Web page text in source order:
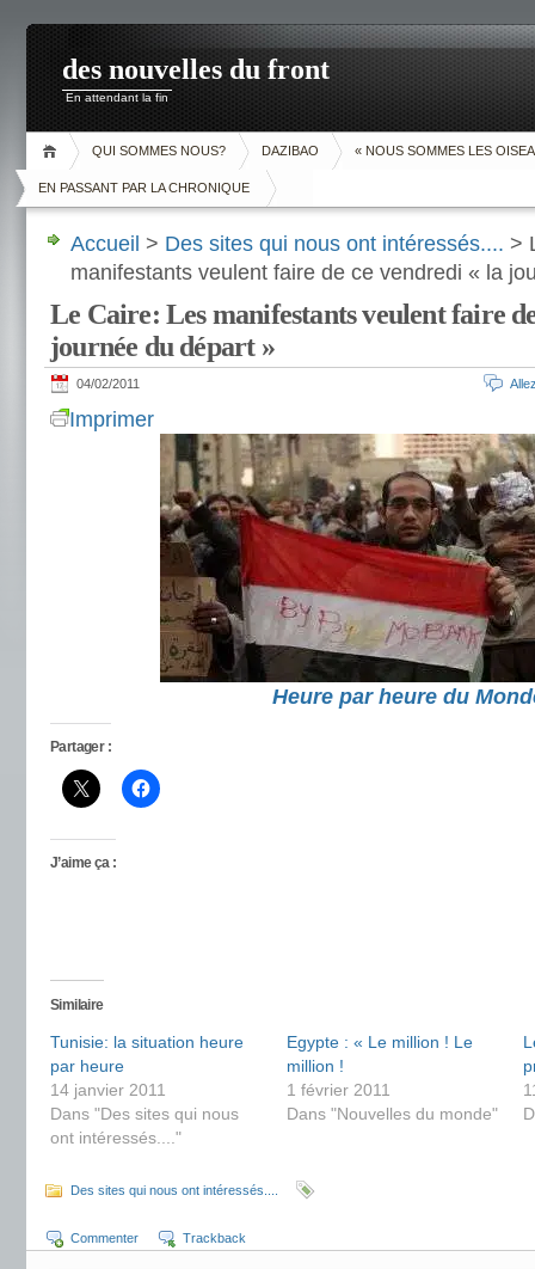
des nouvelles du front
En attendant la fin
QUI SOMMES NOUS? DAZIBAO « NOUS SOMMES LES
EN PASSANT PAR LA CHRONIQUE
Accueil > Des sites qui nous ont intéressés.... >
manifestants veulent faire de ce vendredi « la
Le Caire: Les manifestants veulent faire
journée du départ »
04/02/2011
Imprimer
Heure par heure du
Partager :
J’aime ça :
Similaire
Tunisie: la situation heure
par heure
14 janvier 2011
Dans "Des sites qui nous
ont intéressés...."
Egypte : « Le million ! Le
million !
1 février 2011
Dans "Nouvelles du monde"
Des sites qui nous ont intéressés....
Commenter Trackback